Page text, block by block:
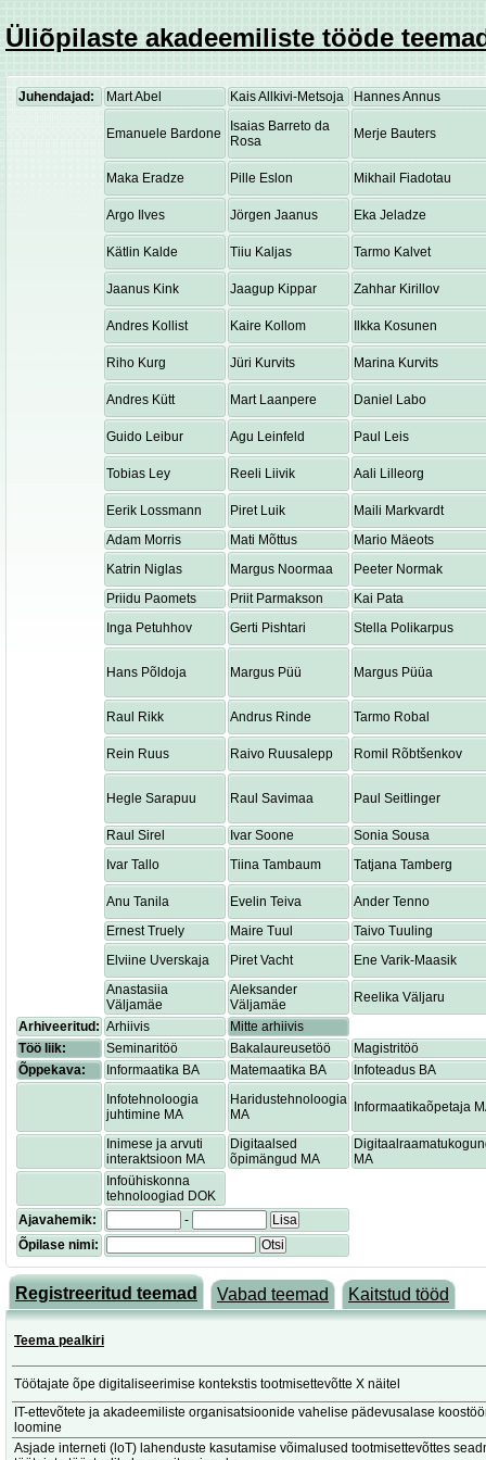
Üliõpilaste akadeemiliste tööde
Juhendajad: Mart Abel Kais Allkivi-Metsoja Hannes Annus
Emanuele Bardone
Isaias Barreto da
Rosa
Merje Bauters
Maka Eradze Pille Eslon Mikhail Fiadotau
Argo Ilves Jörgen Jaanus Eka Jeladze
Kätlin Kalde Tiiu Kaljas Tarmo Kalvet
Jaanus Kink Jaagup Kippar Zahhar Kirillov
Andres Kollist Kaire Kollom Ilkka Kosunen
Riho Kurg Jüri Kurvits Marina Kurvits
Andres Kütt Mart Laanpere Daniel Labo
Guido Leibur Agu Leinfeld Paul Leis
Tobias Ley Reeli Liivik Aali Lilleorg
Eerik Lossmann Piret Luik
Maili Markvardt
Adam Morris
Mati Mõttus
Mario Mäeots
Katrin Niglas
Margus Noormaa
Peeter Normak
Priidu Paomets
Priit Parmakson
Kai Pata
Inga Petuhhov
Gerti Pishtari Stella Polikarpus
Hans Põldoja Margus Püü Margus Püüa
Raul Rikk Andrus Rinde Tarmo Robal
Rein Ruus Raivo Ruusalepp Romil Rõbtšenkov
Hegle Sarapuu Raul Savimaa Paul Seitlinger
Raul Sirel Ivar Soone
Sonia Sousa
Ivar Tallo
Tiina Tambaum Tatjana Tamberg
Anu Tanila Evelin Teiva
Ander Tenno
Ernest Truely
Maire Tuul
Taivo Tuuling
Elviine Uverskaja
Piret Vacht
Ene Varik-Maasik
Anastasiia
Väljamäe
Aleksander
Väljamäe
Reelika Väljaru
Arhiveeritud: Arhiivis
Mitte arhiivis
Töö liik:
Seminaritöö Bakalaureusetöö
Magistritöö
Õppekava:
Informaatika BA Matemaatika BA
Infoteadus BA
Infotehnoloogia
juhtimine MA
Haridustehnoloogia
MA
Informaatikaõpetaja
Inimese ja arvuti
interaktsioon MA
Digitaalsed
õpimängud MA
MA
Infoühiskonna
tehnoloogiad DOK
Ajavahemik:
-
Lisa
Õpilase nimi:
Otsi
Registreeritud teemad Vabad teemad Kaitstud tööd
Teema pealkiri
Töötajate õpe digitaliseerimise kontekstis tootmisettevõtte X näitel
IT-ettevõtete ja akadeemiliste organisatsioonide vahelise pädevusalase
loomine
Asjade interneti (loT) lahenduste kasutamise võimalused tootmisettevõttes